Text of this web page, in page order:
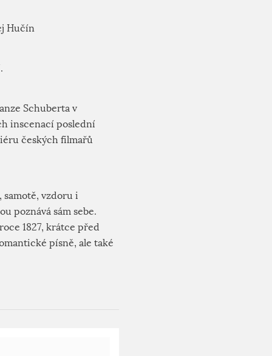
Hučín
Schuberta v
inscenací poslední
českých filmařů
vzdoru i
poznává sám sebe.
1827, krátce před
písně, ale také